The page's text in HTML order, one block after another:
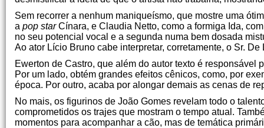
Sem recorrer a nenhum maniqueísmo, que mostre uma
a pop starCínara, e Claudia Netto, como a formiga Ida,
no seu potencial vocal e a segunda numa bem dosada
Ao ator Lício Bruno cabe interpretar, corretamente, o Sr.
Ewerton de Castro, que além do autor texto é
Por um lado, obtém grandes efeitos cênicos, como, por
época. Por outro, acaba por alongar demais as cenas de
No mais, os figurinos de João Gomes revelam todo o
comprometidos os trajes que mostram o tempo atual.
momentos para acompanhar a cão, mas de temática